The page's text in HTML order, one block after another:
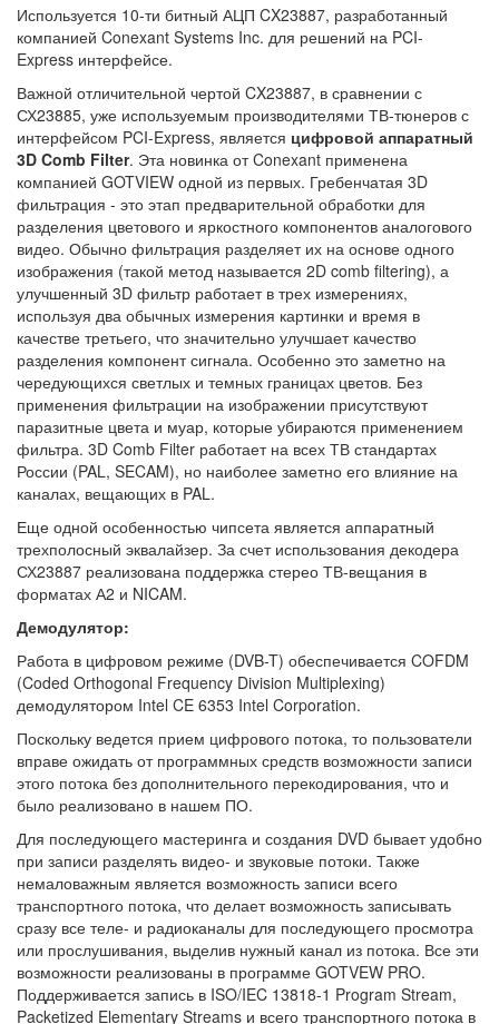
Используется 10-ти битный АЦП CX23887, разработанный
компанией Conexant Systems Inc. для решений на PCI-
Express интерфейсе.
Важной отличительной чертой CX23887, в сравнении с
СХ23885, уже используемым производителями ТВ-тюнеров с
интерфейсом PCI-Express, является цифровой аппаратный
3D Comb Filter. Эта новинка от Conexant применена
компанией GOTVIEW одной из первых. Гребенчатая 3D
фильтрация - это этап предварительной обработки для
разделения цветового и яркостного компонентов аналогового
видео. Обычно фильтрация разделяет их на основе одного
изображения (такой метод называется 2D comb filtering), а
улучшенный 3D фильтр работает в трех измерениях,
используя два обычных измерения картинки и время в
качестве третьего, что значительно улучшает качество
разделения компонент сигнала. Особенно это заметно на
чередующихся светлых и темных границах цветов. Без
применения фильтрации на изображении присутствуют
паразитные цвета и муар, которые убираются применением
фильтра. 3D Comb Filter работает на всех ТВ стандартах
России (PAL, SECAM), но наиболее заметно его влияние на
каналах, вещающих в PAL.
Еще одной особенностью чипсета является аппаратный
трехполосный эквалайзер. За счет использования декодера
СХ23887 реализована поддержка стерео ТВ-вещания в
форматах А2 и NICAM.
Демодулятор:
Работа в цифровом режиме (DVB-T) обеспечивается COFDM
(Coded Orthogonal Frequency Division Multiplexing)
демодулятором Intel CE 6353 Intel Corporation.
Поскольку ведется прием цифрового потока, то пользователи
вправе ожидать от программных средств возможности записи
этого потока без дополнительного перекодирования, что и
было реализовано в нашем ПО.
Для последующего мастеринга и создания DVD бывает удобно
при записи разделять видео- и звуковые потоки. Также
немаловажным является возможность записи всего
транспортного потока, что делает возможность записывать
сразу все теле- и радиоканалы для последующего просмотра
или прослушивания, выделив нужный канал из потока. Все эти
возможности реализованы в программе GOTVEW PRO.
Поддерживается запись в ISO/IEC 13818-1 Program Stream,
Packetized Elementary Streams и всего транспортного потока в